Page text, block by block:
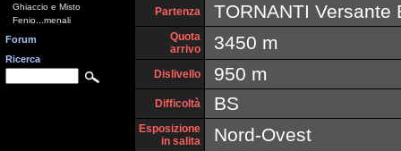
Ghiaccio e Misto
Fenio...menali
Forum
Ricerca
Partenza TORNANTI
Quota
arrivo
3450 m
Dislivello 950 m
Difficoltà BS
Esposizione
in salita
Nord-Ovest